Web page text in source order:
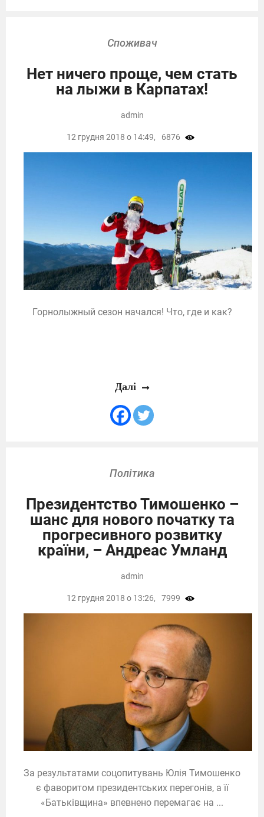
Споживач
Нет ничего проще, чем стать
на лыжи в Карпатах!
Горнолыжный сезон начался! Что, где и как?
admin
12 грудня 2018 о 14:49, 6876
Далі
Політика
Президентство Тимошенко –
шанс для нового початку та
прогресивного розвитку
країни, – Андреас Умланд
За результатами соцопитувань Юлія Тимошенко
є фаворитом президентських перегонів, а її
«Батьківщина» впевнено перемагає на ...
admin
12 грудня 2018 о 13:26, 7999